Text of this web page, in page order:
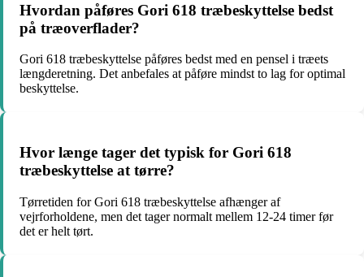
Hvordan påføres Gori 618 træbeskyttelse bedst
på træoverflader?
Gori 618 træbeskyttelse påføres bedst med en pensel i træets
længderetning. Det anbefales at påføre mindst to lag for optimal
beskyttelse.
Hvor længe tager det typisk for Gori 618
træbeskyttelse at tørre?
Tørretiden for Gori 618 træbeskyttelse afhænger af
vejrforholdene, men det tager normalt mellem 12-24 timer før
det er helt tørt.